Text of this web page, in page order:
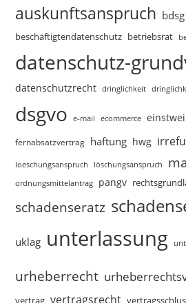
auskunftsanspruch bdsg
beschäftigtendatenschutz betriebsrat
datenschutz-
datenschutzrecht dringlichkeit
dsgvo e-mail ecommerce
fernabsatzvertrag haftung hwg
loeschungsanspruch löschungsanspruch
ordnungsmittelantrag pangv
schadenseratz
uklag unterlassung
urheberrecht
vertrag vertragsrecht